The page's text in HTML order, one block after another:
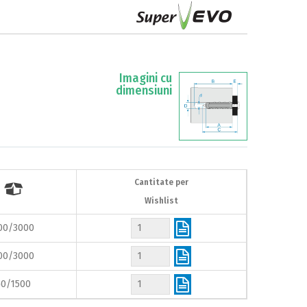
Imagini cu
dimensiuni

Cantitate per
Wishlist
3000
3000
1500